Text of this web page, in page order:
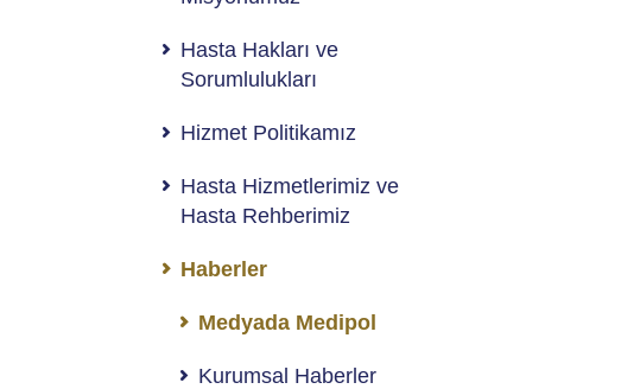
Hasta Hakları ve
Sorumlulukları
Hizmet Politikamız
Hasta Hizmetlerimiz ve
Hasta Rehberimiz
Haberler
Medyada Medipol
Kurumsal Haberler